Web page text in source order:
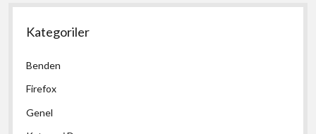
Kategoriler
Benden
Firefox
Genel